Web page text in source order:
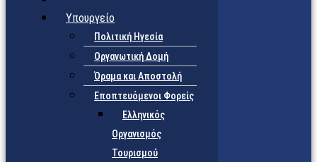
Υπουργείο
Πολιτική Ηγεσία
Οργανωτική Δομή
Όραμα και Αποστολή
Εποπτευόμενοι Φορείς
Eλληνικός
Οργανισμός
Τουρισμού